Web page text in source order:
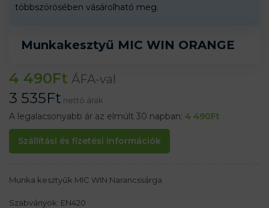
Munkakesztyű MIC WIN ORANGE
4 490Ft ÁFA-val
3 535Ft nettó árak
többszörösében vásárolható meg.
A legalacsonyabb ár az elmúlt 30 napban: 4 490Ft
Szállítási és fizetési információk
Munka kesztyűk MIC WIN Narancssárga
Szabványok: EN420